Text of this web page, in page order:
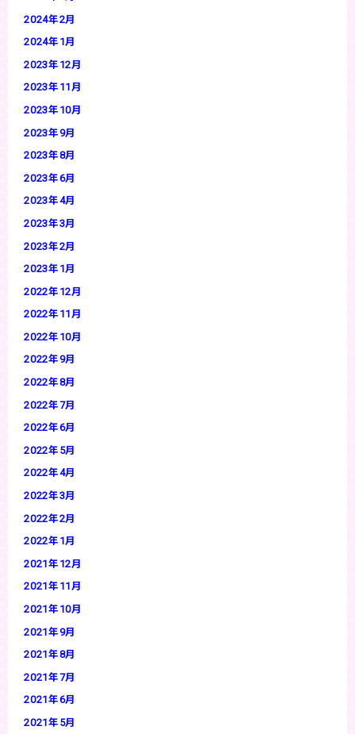
2024年2月
2024年1月
2023年12月
2023年11月
2023年10月
2023年9月
2023年8月
2023年6月
2023年4月
2023年3月
2023年2月
2023年1月
2022年12月
2022年11月
2022年10月
2022年9月
2022年8月
2022年7月
2022年6月
2022年5月
2022年4月
2022年3月
2022年2月
2022年1月
2021年12月
2021年11月
2021年10月
2021年9月
2021年8月
2021年7月
2021年6月
2021年5月